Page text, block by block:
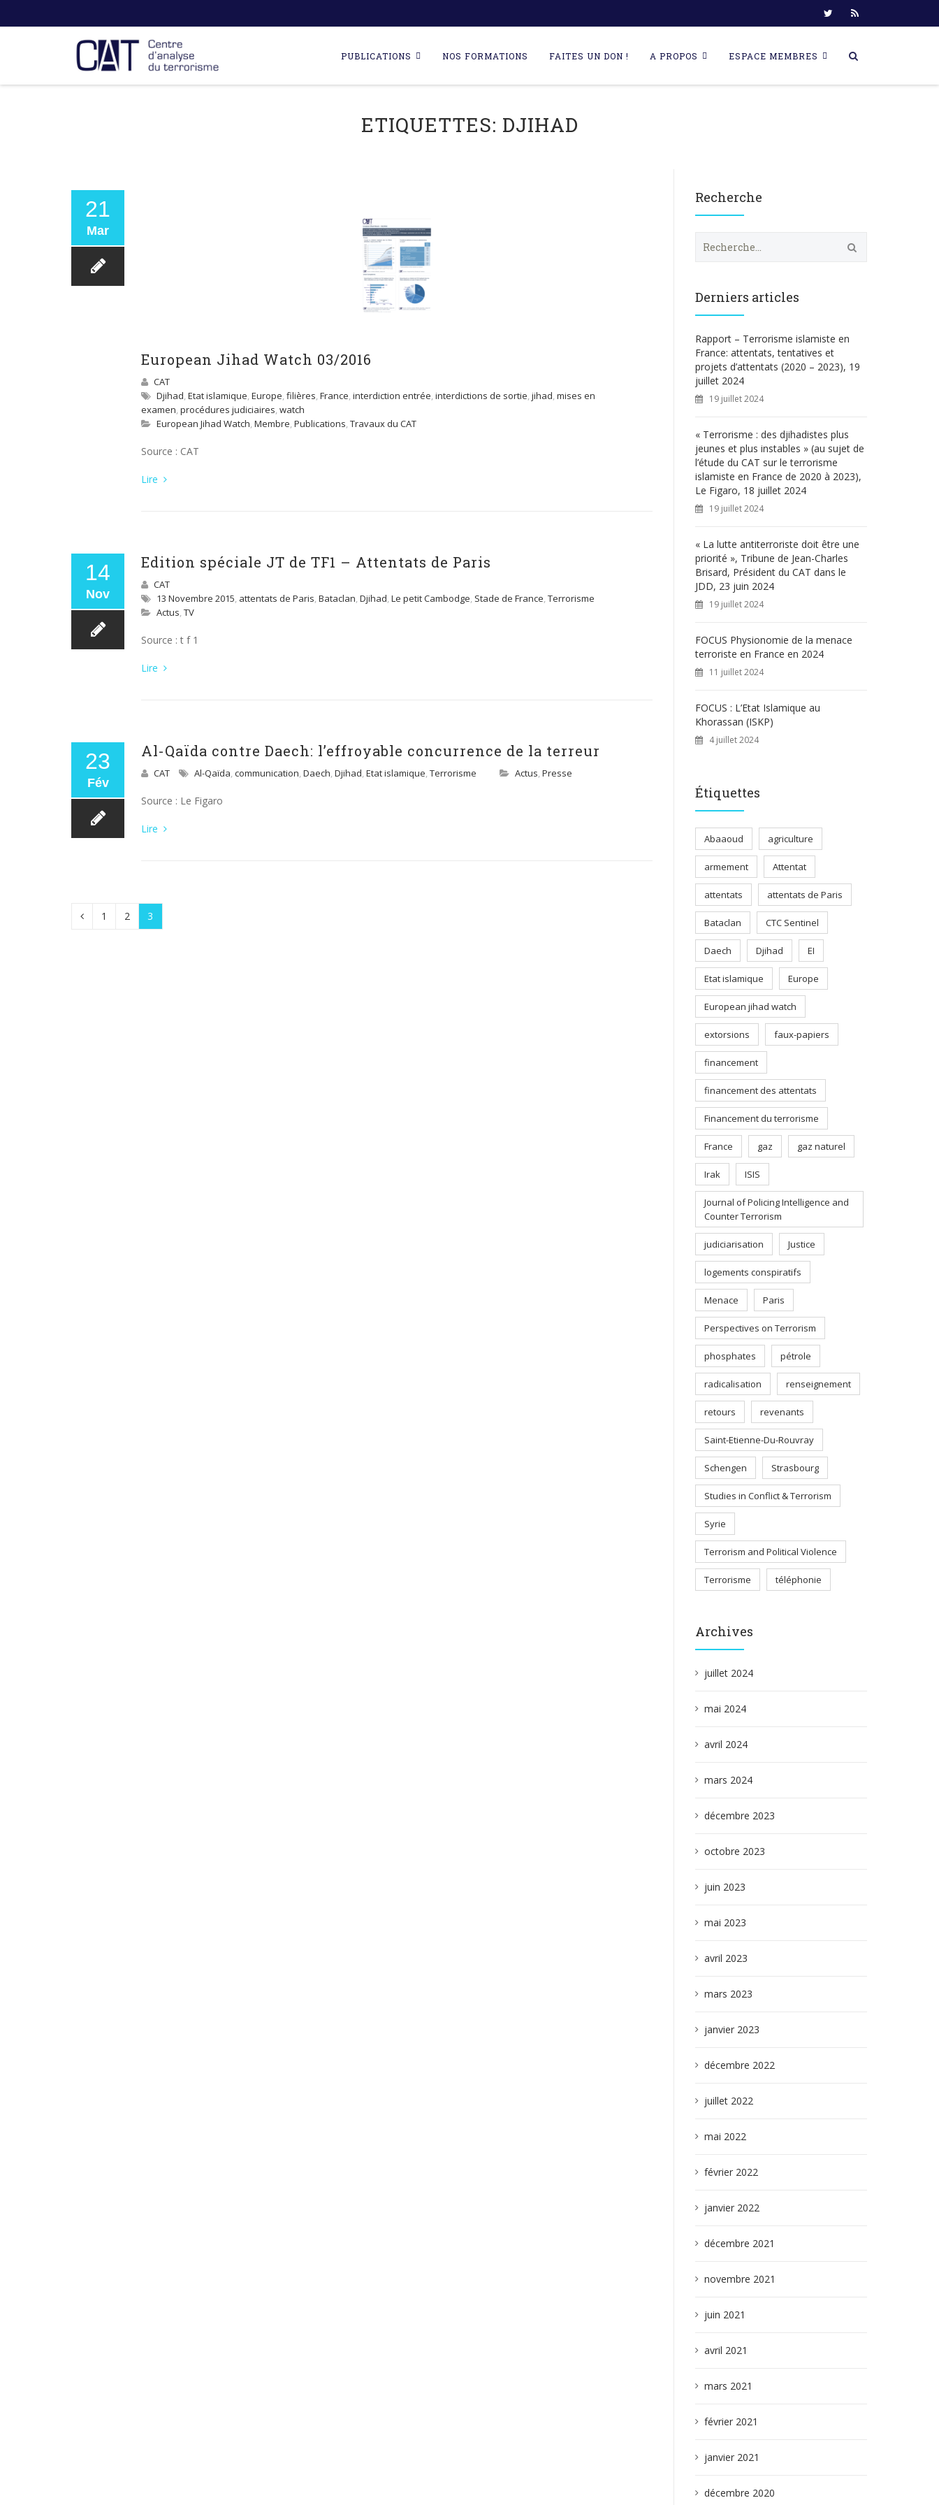
content
PUBLICATIONS NOS FORMATIONS FAITES UN DON ! A PROPOS ESPACE MEMBRES
ETIQUETTES: DJIHAD
21
Mar
European Jihad Watch 03/2016
CAT
Djihad, Etat islamique, Europe, filières, France, interdiction entrée, interdictions de sortie, jihad, mises en
examen, procédures judiciaires, watch
European Jihad Watch, Membre, Publications, Travaux du CAT
Source : CAT
Lire
14
Nov
Edition spéciale JT de TF1 – Attentats de Paris
CAT
13 Novembre 2015, attentats de Paris, Bataclan, Djihad, Le petit Cambodge, Stade de France, Terrorisme
Actus, TV
Source : t f 1
Lire
23
Fév
Al-Qaïda contre Daech: l’effroyable concurrence de la terreur
CAT Al-Qaïda, communication, Daech, Djihad, Etat islamique, Terrorisme Actus, Presse
Source : Le Figaro
Lire
1 2 3
Recherche
e
h
e
r
:
Derniers articles
Rapport – Terrorisme islamiste en
France: attentats, tentatives et
projets d’attentats (2020 – 2023), 19
juillet 2024
19 juillet 2024
« Terrorisme : des djihadistes plus
jeunes et plus instables » (au sujet de
l’étude du CAT sur le terrorisme
islamiste en France de 2020 à 2023),
Le Figaro, 18 juillet 2024
19 juillet 2024
« La lutte antiterroriste doit être une
priorité », Tribune de Jean-Charles
Brisard, Président du CAT dans le
JDD, 23 juin 2024
19 juillet 2024
FOCUS Physionomie de la menace
terroriste en France en 2024
11 juillet 2024
FOCUS : L’Etat Islamique au
Khorassan (ISKP)
4 juillet 2024
Étiquettes
Abaaoud agriculture
armement Attentat
attentats attentats de Paris
Bataclan CTC Sentinel
Daech Djihad EI
Etat islamique Europe
European jihad watch
extorsions faux-papiers
financement
financement des attentats
Financement du terrorisme
France gaz gaz naturel
Irak ISIS
Journal of Policing Intelligence and
Counter Terrorism
judiciarisation Justice
logements conspiratifs
Menace Paris
Perspectives on Terrorism
phosphates pétrole
radicalisation renseignement
retours revenants
Saint-Etienne-Du-Rouvray
Schengen Strasbourg
Studies in Conflict & Terrorism
Syrie
Terrorism and Political Violence
Terrorisme téléphonie
Archives
juillet 2024
mai 2024
avril 2024
mars 2024
décembre 2023
octobre 2023
juin 2023
mai 2023
avril 2023
mars 2023
janvier 2023
décembre 2022
juillet 2022
mai 2022
février 2022
janvier 2022
décembre 2021
novembre 2021
juin 2021
avril 2021
mars 2021
février 2021
janvier 2021
décembre 2020